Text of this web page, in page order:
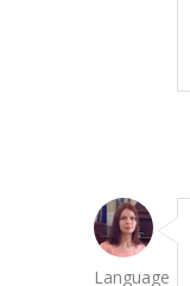
Language